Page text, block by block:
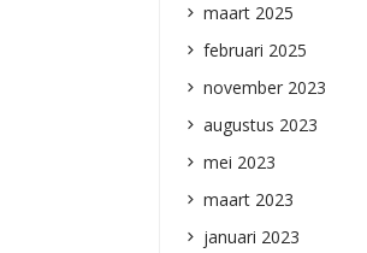
maart 2025
februari 2025
november 2023
augustus 2023
mei 2023
maart 2023
januari 2023